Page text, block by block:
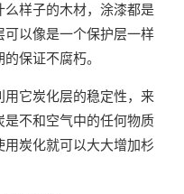
样子的木材，涂漆都是
以像是一个保护层一样
保证不腐朽。
它炭化层的稳定性，来
不和空气中的任何物质
炭化就可以大大增加杉